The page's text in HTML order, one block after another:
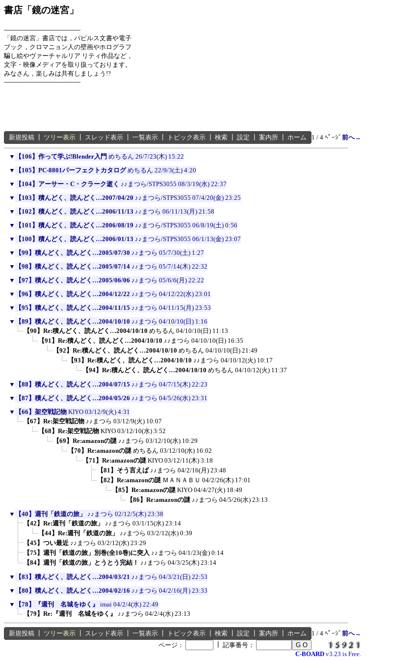
書店「鏡の迷宮」
---------------------------------------
「鏡の迷宮」書店では，パピルス文書や電子
ブック，クロマニョン人の壁画やホログラフ
騙し絵やヴァーチャルリア リティ作品など，
文字・映像メディアを取り扱っております。
みなさん，楽しみは共有しましょう!?
---------------------------------------
新規投稿 ツリー表示 スレッド表示 一覧表示 トピック表示 検索 設定 案内所 ホーム 1 / 4 ﾍﾟｰｼﾞ 前へ→
▼ 【106】作って学ぶ!Blender入門 めちるん 26/7/23(木) 15:22
▼
【105】PC-8801パーフェクトカタログめちるん 22/9/3(土) 4:20
▼
【104】アーサー・C・クラーク逝く ♪♪まつら/STPS3055 08/3/19(水) 22:37
▼
【103】積んどく、読んどく…2007/04/20 ♪♪まつら/STPS3055 07/4/20(金) 23:25
▼
【102】積んどく、読んどく…2006/11/13 ♪♪まつら 06/11/13(月) 21:58
▼
【101】積んどく、読んどく…2006/08/19 ♪♪まつら/STPS3055 06/8/19(土) 0:56
▼
【100】積んどく、読んどく…2006/01/13 ♪♪まつら/STPS3055 06/1/13(金) 23:07
▼
【99】積んどく、読んどく…2005/07/30 ♪♪まつら 05/7/30(土) 1:27
▼
【98】積んどく、読んどく…2005/07/14 ♪♪まつら 05/7/14(木) 22:32
▼
【97】積んどく、読んどく…2005/06/06 ♪♪まつら 05/6/6(月) 22:22
▼
【96】積んどく、読んどく…2004/12/22 ♪♪まつら 04/12/22(水) 23:01
▼
【95】積んどく、読んどく…2004/11/15 ♪♪まつら 04/11/15(月) 23:53
▼
【89】積んどく、読んどく…2004/10/10 ♪♪まつら 04/10/10(日) 1:16
【90】Re:積んどく、読んどく…2004/10/10 めちるん 04/10/10(日) 11:13
【91】Re:積んどく、読んどく…2004/10/10 ♪♪まつら 04/10/10(日) 16:35
【92】Re:積んどく、読んどく…2004/10/10 めちるん 04/10/10(日) 21:49
【93】Re:積んどく、読んどく…2004/10/10 ♪♪まつら 04/10/12(火) 10:17
【94】Re:積んどく、読んどく…2004/10/10 めちるん 04/10/12(火) 11:37
▼
【88】積んどく、読んどく…2004/07/15 ♪♪まつら 04/7/15(木) 22:23
▼
【87】積んどく、読んどく…2004/05/26 ♪♪まつら 04/5/26(水) 23:31
▼
【66】架空戦記物 KIYO 03/12/9(火) 4:31
【67】Re:架空戦記物 ♪♪まつら 03/12/9(火) 10:07
【68】Re:架空戦記物 KIYO 03/12/10(水) 3:52
【69】Re:amazonの謎 ♪♪まつら 03/12/10(水) 10:29
【70】Re:amazonの謎 めちるん 03/12/10(水) 16:02
【71】Re:amazonの謎 KIYO 03/12/11(木) 3:18
【81】そう言えば ♪♪まつら 04/2/16(月) 23:48
【82】Re:amazonの謎 ＭＡＮＡＢＵ 04/2/26(木) 17:01
【85】Re:amazonの謎 KIYO 04/4/27(火) 18:49
【86】Re:amazonの謎 ♪♪まつら 04/5/26(水) 23:13
▼
【40】週刊「鉄道の旅」 ♪♪まつら 02/12/5(木) 23:38
【42】Re:週刊「鉄道の旅」 ♪♪まつら 03/1/15(水) 23:14
【44】Re:週刊「鉄道の旅」 ♪♪まつら 03/2/12(水) 0:39
【45】つい最近 ♪♪まつら 03/2/12(水) 23:29
【75】週刊「鉄道の旅」別巻(全10巻)に突入 ♪♪まつら 04/1/23(金) 0:14
【84】週刊「鉄道の旅」とうとう完結！ ♪♪まつら 04/3/25(木) 23:14
▼
【83】積んどく、読んどく…2004/03/21 ♪♪まつら 04/3/21(日) 22:53
▼
【80】積んどく、読んどく…2004/02/16 ♪♪まつら 04/2/16(月) 23:33
▼
【78】『週刊 名城をゆく』 imai 04/2/4(水) 22:49
【79】Re:『週刊 名城をゆく』 ♪♪まつら 04/2/4(水) 23:13
新規投稿 ツリー表示 スレッド表示 一覧表示 トピック表示 検索 設定 案内所 ホーム 1 / 4 ﾍﾟｰｼﾞ 前へ→
ページ：
記事番号：
C-BOARD v3.23 is Free.